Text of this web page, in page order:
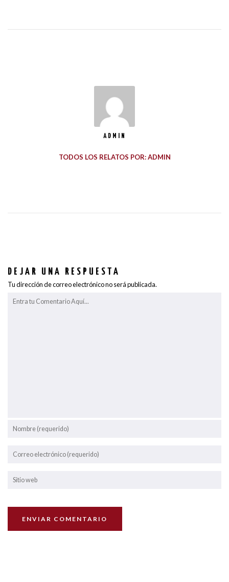
ADMIN
TODOS LOS RELATOS POR: ADMIN
DEJAR UNA RESPUESTA
Tu dirección de correo electrónico no será publicada.